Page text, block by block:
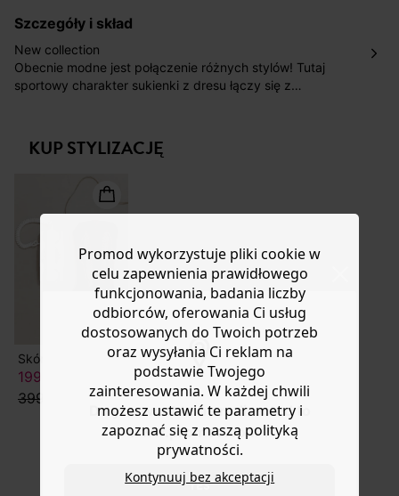
Do you want to be redirected to
www.promod.com ?
YES
pośrednictwem DHL Express.
Nowość: Zamówienia dostarczamy w ciągu 4-6 dni
roboczych do wybranego przez Ciebie paczkomatu , a
koszt przesyłki wynosi 9,40 zł.
Pomoc
szczegóły i skład
New collection
Obecnie modne jest połączenie różnych stylów! Tutaj
sportowy charakter sukienki z dresu łączy się z
rękawy są wykonane z krepy wiskozowej. Miękka
dzianina dresowa dla większej wygody. Prosty krój.
sukienka zawiera włókna pochodzące z recyklingu.
KUP STYLIZACJĘ
Skórzane botki western damskie
199,50 ZŁ
399,90 zł
Promod wykorzystuje pliki cookie w
celu zapewnienia prawidłowego
funkcjonowania, badania liczby
odbiorców, oferowania Ci usług
dostosowanych do Twoich potrzeb
oraz wysyłania Ci reklam na
podstawie Twojego
zainteresowania. W każdej chwili
możesz ustawić te parametry i
zapoznać się z naszą polityką
prywatności.
Kontynuuj bez akceptacji